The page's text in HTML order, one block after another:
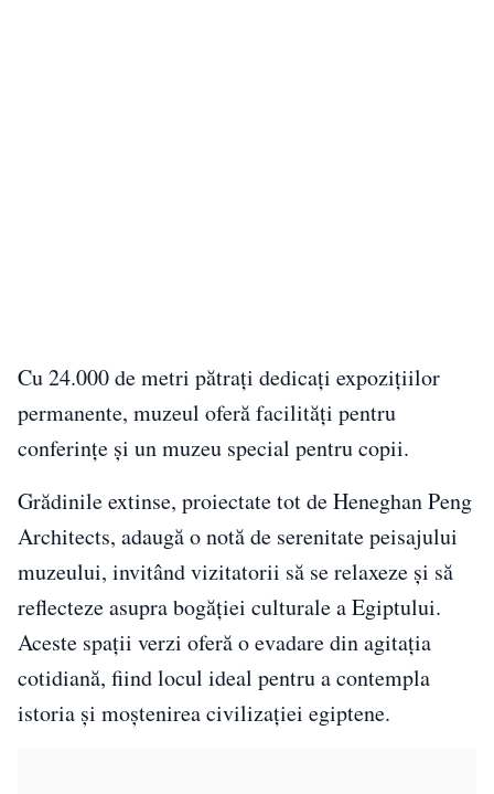
Cu 24.000 de metri pătrați dedicați expozițiilor
permanente, muzeul oferă facilități pentru
conferințe și un muzeu special pentru copii.
Grădinile extinse, proiectate tot de Heneghan Peng
Architects, adaugă o notă de serenitate peisajului
muzeului, invitând vizitatorii să se relaxeze și să
reflecteze asupra bogăției culturale a Egiptului.
Aceste spații verzi oferă o evadare din agitația
cotidiană, fiind locul ideal pentru a contempla
istoria și moștenirea civilizației egiptene.